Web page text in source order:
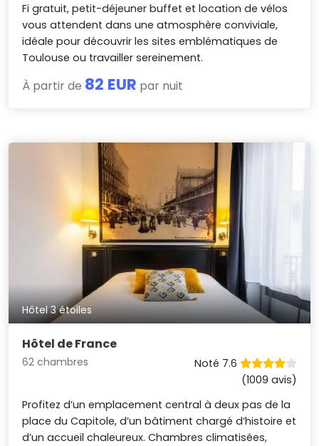
Fi gratuit, petit-déjeuner buffet et location de vélos
vous attendent dans une atmosphère conviviale,
idéale pour découvrir les sites emblématiques de
Toulouse ou travailler sereinement.
À partir de 82 EUR par nuit
Hôtel 3 étoiles
Hôtel de France
62 chambres
Noté 7.6
(1009 avis)
Profitez d’un emplacement central à deux pas de la
place du Capitole, d’un bâtiment chargé d’histoire et
d’un accueil chaleureux. Chambres climatisées,